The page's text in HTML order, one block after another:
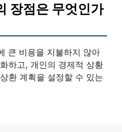
장점은 무엇인가
큰 비용을 지불하지 않아
하고, 개인의 경제적 상황
환 계획을 설정할 수 있는